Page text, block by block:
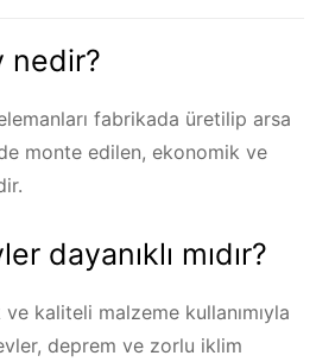
nedir?
fabrikada üretilip arsa
monte edilen, ekonomik ve
dayanıklı mıdır?
kaliteli malzeme kullanımıyla
deprem ve zorlu iklim